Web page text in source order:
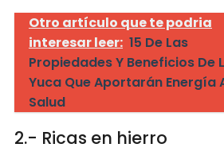
Otro artículo que te podria
interesar leer: 15 De Las
Propiedades Y Beneficios De
Yuca Que Aportarán Energía
Salud
2.- Ricas en hierro